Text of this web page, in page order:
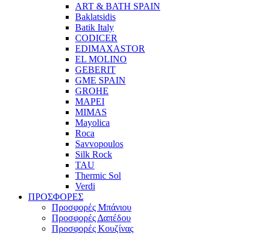
ART & BATH SPAIN
Baklatsidis
Batik Italy
CODICER
EDIMAXASTOR
EL MOLINO
GEBERIT
GME SPAIN
GROHE
MAPEI
MIMAS
Mayolica
Roca
Savvopoulos
Silk Rock
TAU
Thermic Sol
Verdi
ΠΡΟΣΦΟΡΕΣ
Προσφορές Μπάνιου
Προσφορές Δαπέδου
Προσφορές Κουζίνας